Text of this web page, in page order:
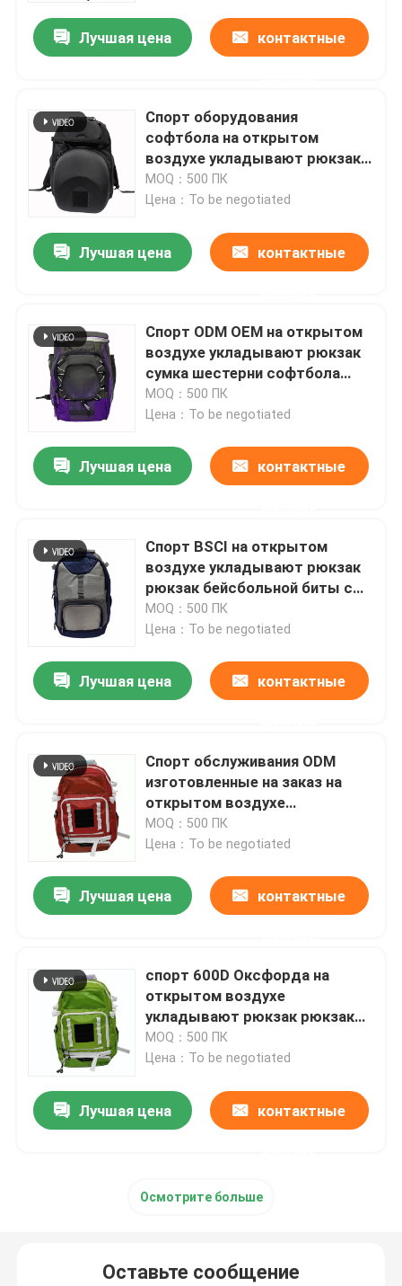
Лучшая цена контактные
Спорт оборудования
софтбола на открытом
воздухе укладывают рюкзак
сумка бейсбольной биты 36
литров
MOQ：500 ПК
Цена：To be negotiated
Лучшая цена контактные
Спорт ODM OEM на открытом
воздухе укладывают рюкзак
сумка шестерни софтбола
100% полиэстер
MOQ：500 ПК
Цена：To be negotiated
Лучшая цена контактные
Спорт BSCI на открытом
воздухе укладывают рюкзак
рюкзак бейсбольной биты с
внешним держателем шлема
MOQ：500 ПК
Цена：To be negotiated
Лучшая цена контактные
Спорт обслуживания ODM
изготовленные на заказ на
открытом воздухе
укладывают рюкзак прочный
рюкзак бейсбольной биты
MOQ：500 ПК
Цена：To be negotiated
Лучшая цена контактные
спорт 600D Оксфорда на
открытом воздухе
укладывают рюкзак рюкзак
оборудования бейсбола для
мальчиков
MOQ：500 ПК
Цена：To be negotiated
Лучшая цена контактные
Осмотрите больше
Оставьте сообщение